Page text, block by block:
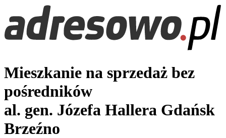
Mieszkanie na sprzedaż bez
pośredników
al. gen. Józefa Hallera Gdańsk
Brzeźno